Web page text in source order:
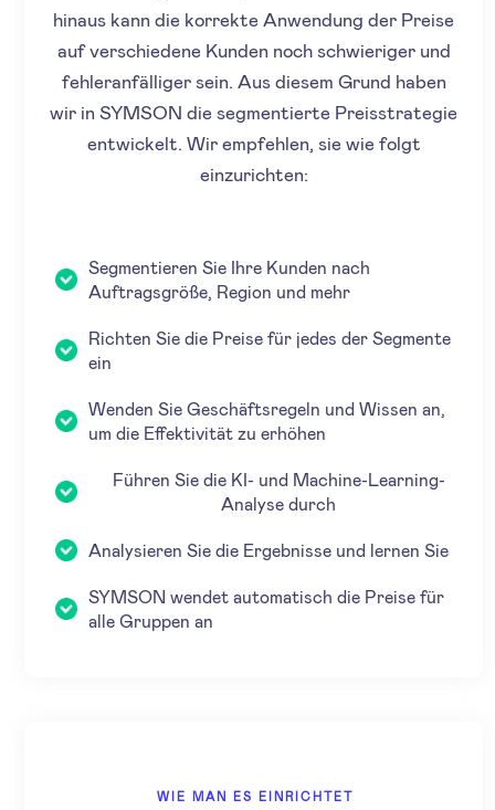
hinaus kann die korrekte Anwendung der Preise
auf verschiedene Kunden noch schwieriger und
fehleranfälliger sein. Aus diesem Grund haben
wir in SYMSON die segmentierte Preisstrategie
entwickelt. Wir empfehlen, sie wie folgt
einzurichten:
Segmentieren Sie Ihre Kunden nach
Auftragsgröße, Region und mehr
Richten Sie die Preise für jedes der Segmente
ein
Wenden Sie Geschäftsregeln und Wissen an,
um die Effektivität zu erhöhen
Führen Sie die KI- und Machine-Learning-
Analyse durch
Analysieren Sie die Ergebnisse und lernen Sie
SYMSON wendet automatisch die Preise für
alle Gruppen an
WIE MAN ES EINRICHTET